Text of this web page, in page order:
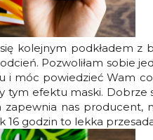
kolejnym podkładem z
Pozwoliłam sobie
i móc powiedzieć Wam
tym efektu maski. Dobrze
zapewnia nas
16 godzin to lekka